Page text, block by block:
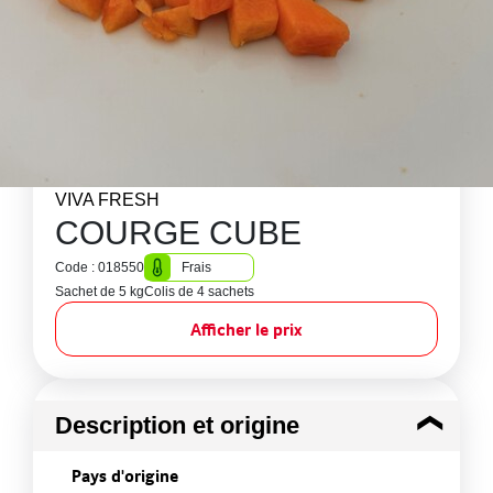
VIVA FRESH
COURGE CUBE
Code : 018550
Frais
Sachet de 5 kgColis de 4 sachets
Afficher le prix
Description et origine
Pays d'origine